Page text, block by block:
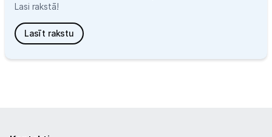
Lasi rakstā!
Lasīt rakstu